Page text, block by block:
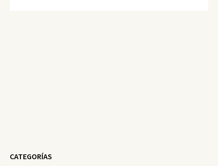
CATEGORÍAS